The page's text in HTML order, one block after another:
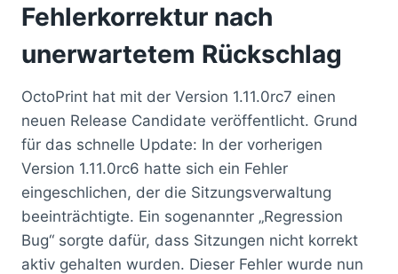
Fehlerkorrektur nach
unerwartetem Rückschlag
OctoPrint hat mit der Version 1.11.0rc7 einen
neuen Release Candidate veröffentlicht. Grund
für das schnelle Update: In der vorherigen
Version 1.11.0rc6 hatte sich ein Fehler
eingeschlichen, der die Sitzungsverwaltung
beeinträchtigte. Ein sogenannter „Regression
Bug“ sorgte dafür, dass Sitzungen nicht korrekt
aktiv gehalten wurden. Dieser Fehler wurde nun